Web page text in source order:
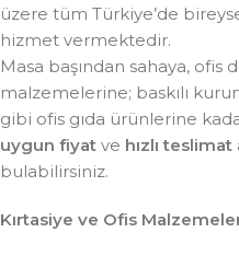
üzere tüm Türkiye’de
hizmet vermektedir.
Masa başından sahaya,
malzemelerine; baskılı
gibi ofis gıda ürünlerine
uygun fiyat ve hızlı teslimat
bulabilirsiniz.
Kırtasiye ve Ofis